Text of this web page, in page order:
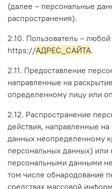
(далее – персональные
распространения).
2.10. Пользователь – любой
https://АДРЕС_САЙТА.
2.11. Предоставление
направленные на
определенному лицу или
2.12. Распространение
действия, направленные
данных неопределенному
персональных данных) или
персональными данными
том числе обнародование
средствах массовой